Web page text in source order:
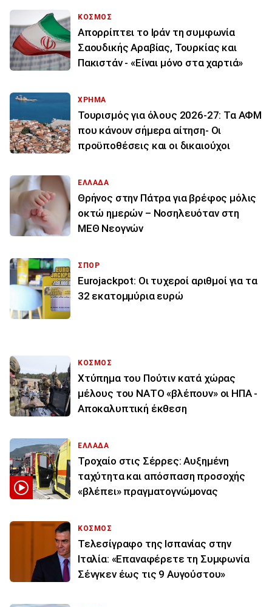
ΚΟΣΜΟΣ
Απορρίπτει το Ιράν τη συμφωνία
Σαουδικής Αραβίας, Τουρκίας και
Πακιστάν - «Είναι μόνο στα χαρτιά»
ΧΡΗΜΑ
Τουρισμός για όλους 2026-27: Τα ΑΦΜ
που κάνουν σήμερα αίτηση- Οι
προϋποθέσεις και οι δικαιούχοι
ΕΛΛΑΔΑ
Θρήνος στην Πάτρα για βρέφος μόλις
οκτώ ημερών – Νοσηλευόταν στη
ΜΕΘ Νεογνών
ΣΠΟΡ
Eurojackpot: Οι τυχεροί αριθμοί για τα
32 εκατoμμύρια ευρώ
ΚΟΣΜΟΣ
Χτύπημα του Πούτιν κατά χώρας
μέλους του ΝΑΤΟ «βλέπουν» οι ΗΠΑ -
Αποκαλυπτική έκθεση
ΕΛΛΑΔΑ
Τροχαίο στις Σέρρες: Αυξημένη
ταχύτητα και απόσπαση προσοχής
«βλέπει» πραγματογνώμονας
ΚΟΣΜΟΣ
Τελεσίγραφο της Ισπανίας στην
Ιταλία: «Επαναφέρετε τη Συμφωνία
Σένγκεν έως τις 9 Αυγούστου»